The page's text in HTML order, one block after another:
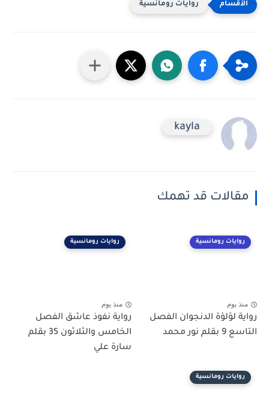
روايات رومانسية
kayla
مقالات قد تهمك
روايات رومانسية
منذ يوم
رواية لؤلؤة الدنجوان الفصل
التاسع 9 بقلم نور محمد
روايات رومانسية
منذ يوم
رواية نفوذ عاشق الفصل
الخامس والثلاثون 35 بقلم
سارة علي
روايات رومانسية